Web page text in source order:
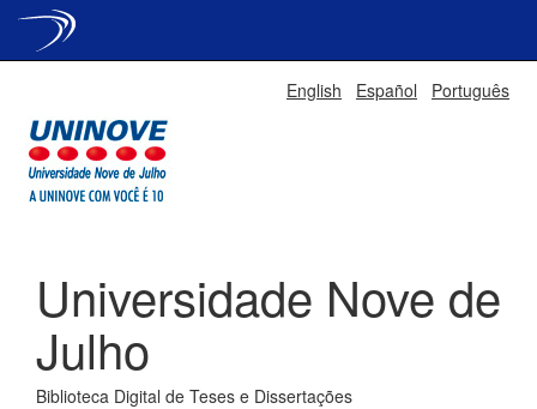
English Español Português
Universidade Nove de
Julho
Biblioteca Digital de Teses e Dissertações